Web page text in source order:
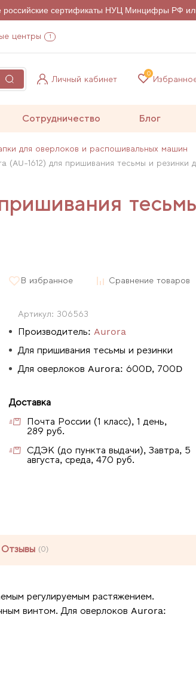
российские сертификаты НУЦ Минцифры РФ
центры 1
Личный кабинет
0
Сотрудничество Блог
для оверлоков и распошивальных машин
(AU-1612) для пришивания тесьмы и резинки
В избранное Сравнение товаров
Артикул: 306563
Производитель: Aurora
Для пришивания тесьмы и резинки
Для оверлоков Aurora: 600D, 700D
Доставка
Почта России (1 класс), 1 день,
289 руб.
СДЭК (до пункта выдачи), Завтра, 5
августа, среда, 470 руб.
Отзывы (0)
регулируемым растяжением.
винтом. Для оверлоков Aurora: